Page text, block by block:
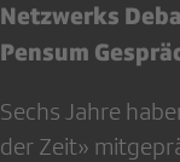
Netzwerks
Pensum
Sechs Jahre
der Zeit»